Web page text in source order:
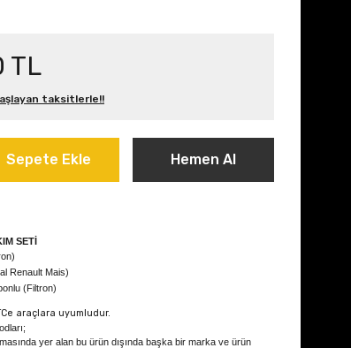
TL
taksitlerle!!
Sepete Ekle Hemen Al
SETİ
Renault Mais)
(Filtron)
araçlara uyumludur.
yer alan bu ürün dışında başka bir marka ve ürün